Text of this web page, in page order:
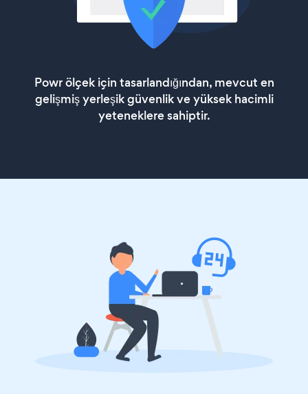
Powr ölçek için tasarlandığından, mevcut en
gelişmiş yerleşik güvenlik ve yüksek hacimli
yeteneklere sahiptir.